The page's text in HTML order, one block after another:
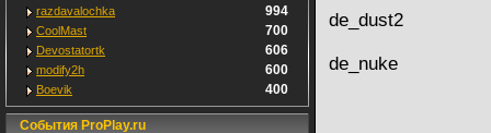
razdavalochka 994
CoolMast 700
Devostatortk 606
modify2h 600
Boevik 400
События ProPlay.ru
de_dust2
de_nuke